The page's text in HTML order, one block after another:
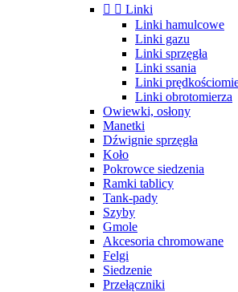
  Linki
Linki hamulcowe
Linki gazu
Linki sprzęgła
Linki ssania
Linki
Linki obrotomierza
Owiewki, osłony
Manetki
Dźwignie sprzęgła
Koło
Pokrowce siedzenia
Ramki tablicy
Tank-pady
Szyby
Gmole
Akcesoria chromowane
Felgi
Siedzenie
Przełączniki